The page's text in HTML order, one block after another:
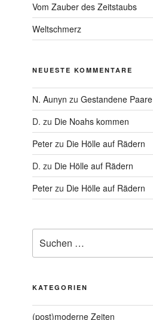
Vom Zauber des Zeitstaubs
Weltschmerz
NEUESTE KOMMENTARE
N. Aunyn zu Gestandene Paare
D. zu Die Noahs kommen
Peterzu Die Hölle auf Rädern
D. zu Die Hölle auf Rädern
Peterzu Die Hölle auf Rädern
nach:
KATEGORIEN
(post)moderne Zeiten